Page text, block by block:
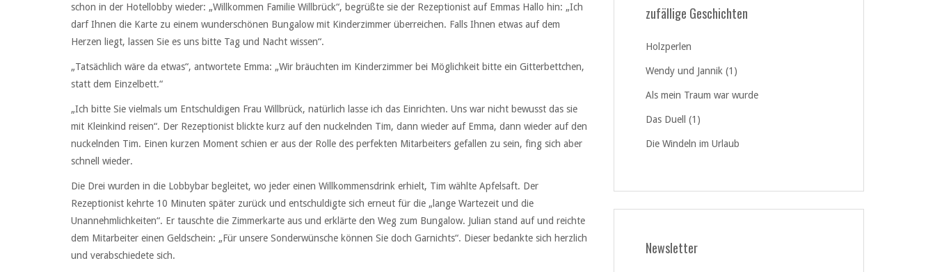
schon in der Hotellobby wieder: „Willkommen Familie Willbrück“, begrüßte sie der Rezeptionist auf Emmas Hallo hin: „Ich
darf Ihnen die Karte zu einem wunderschönen Bungalow mit Kinderzimmer überreichen. Falls Ihnen etwas auf dem
Herzen liegt, lassen Sie es uns bitte Tag und Nacht wissen“.
„Tatsächlich wäre da etwas“, antwortete Emma: „Wir bräuchten im Kinderzimmer bei Möglichkeit bitte ein Gitterbettchen,
statt dem Einzelbett.“
„Ich bitte Sie vielmals um Entschuldigen Frau Willbrück, natürlich lasse ich das Einrichten. Uns war nicht bewusst das sie
mit Kleinkind reisen“. Der Rezeptionist blickte kurz auf den nuckelnden Tim, dann wieder auf Emma, dann wieder auf den
nuckelnden Tim. Einen kurzen Moment schien er aus der Rolle des perfekten Mitarbeiters gefallen zu sein, fing sich aber
schnell wieder.
Die Drei wurden in die Lobbybar begleitet, wo jeder einen Willkommensdrink erhielt, Tim wählte Apfelsaft. Der
Rezeptionist kehrte 10 Minuten später zurück und entschuldigte sich erneut für die „lange Wartezeit und die
Unannehmlichkeiten“. Er tauschte die Zimmerkarte aus und erklärte den Weg zum Bungalow. Julian stand auf und reichte
dem Mitarbeiter einen Geldschein: „Für unsere Sonderwünsche können Sie doch Garnichts“. Dieser bedankte sich herzlich
und verabschiedete sich.
zufällige Geschichten
Holzperlen
Wendy und Jannik (1)
Als mein Traum war wurde
Das Duell (1)
Die Windeln im Urlaub
Newsletter